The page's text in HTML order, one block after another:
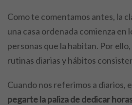
Como te comentamos antes, la
una casa ordenada comienza en
personas que la habitan. Por
rutinas diarias y hábitos
Cuando nos referimos a diarios,
pegarte la paliza de dedicar